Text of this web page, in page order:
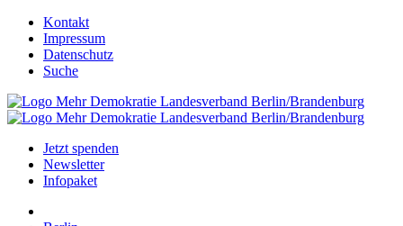
Kontakt
Impressum
Datenschutz
Suche
Jetzt spenden
Newsletter
Infopaket